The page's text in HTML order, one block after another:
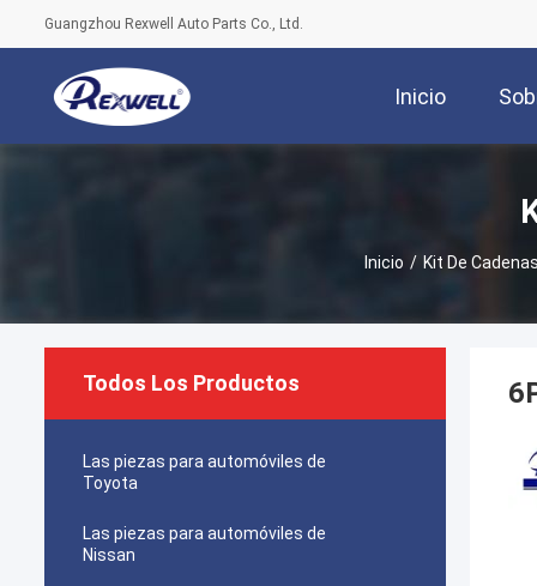
Guangzhou Rexwell Auto Parts Co., Ltd.
Inicio
Inicio / Kit De
Todos Los Productos
Las piezas para automóviles de
Toyota
Las piezas para automóviles de
Nissan